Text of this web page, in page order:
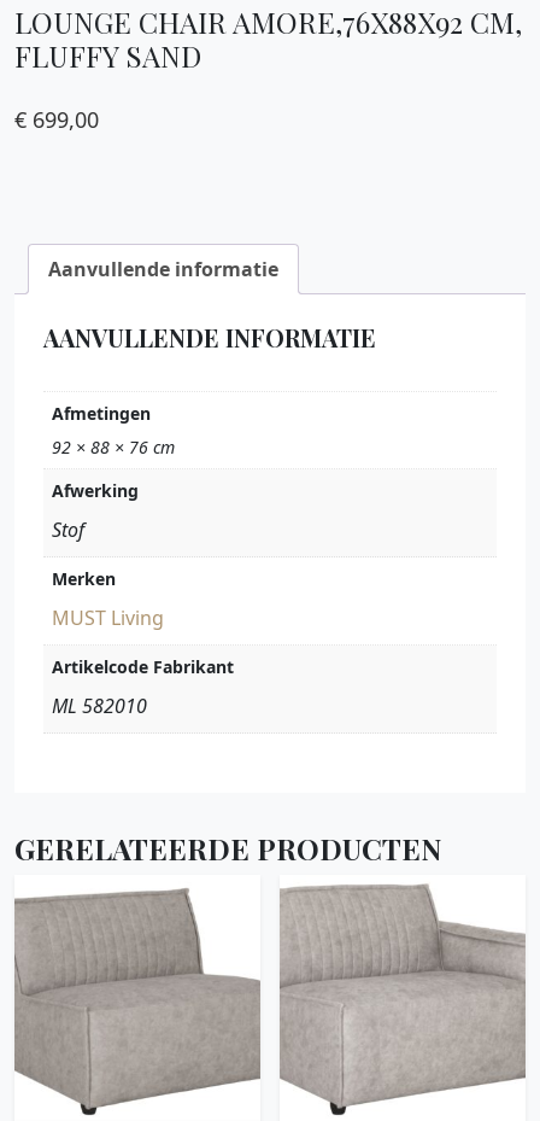
LOUNGE CHAIR AMORE,76X88X92 CM,
FLUFFY SAND
€ 699,00
Aanvullende informatie
AANVULLENDE INFORMATIE
Afmetingen
92 × 88 × 76 cm
Afwerking
Stof
Merken
MUST Living
Artikelcode Fabrikant
ML 582010
GERELATEERDE PRODUCTEN